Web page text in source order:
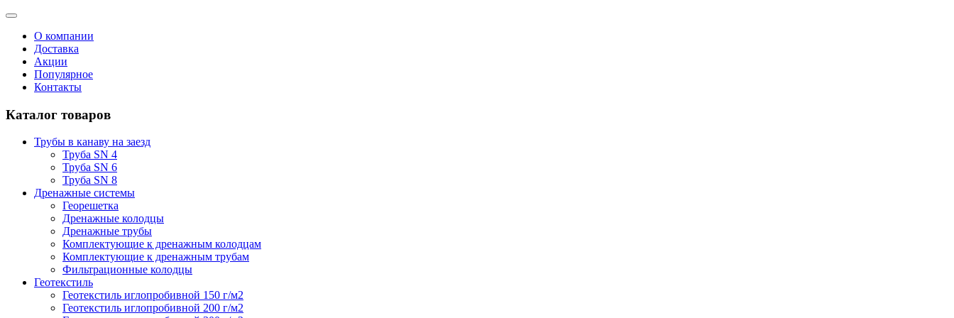
О компании
Доставка
Акции
Популярное
Контакты
Каталог товаров
Трубы в канаву на заезд
Труба SN 4
Труба SN 6
Труба SN 8
Дренажные системы
Георешетка
Дренажные колодцы
Дренажные трубы
Комплектующие к дренажным колодцам
Комплектующие к дренажным трубам
Фильтрационные колодцы
Геотекстиль
Геотекстиль иглопробивной 150 г/м2
Геотекстиль иглопробивной 200 г/м2